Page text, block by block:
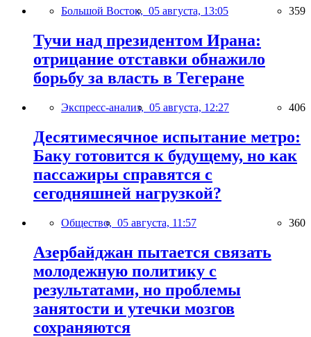
Большой Восток, 05 августа, 13:05 359
Тучи над президентом Ирана:
отрицание отставки обнажило
борьбу за власть в Тегеране
Экспресс-анализ, 05 августа, 12:27 406
Десятимесячное испытание метро:
Баку готовится к будущему, но как
пассажиры справятся с
сегодняшней нагрузкой?
Общество, 05 августа, 11:57 360
Азербайджан пытается связать
молодежную политику с
результатами, но проблемы
занятости и утечки мозгов
сохраняются